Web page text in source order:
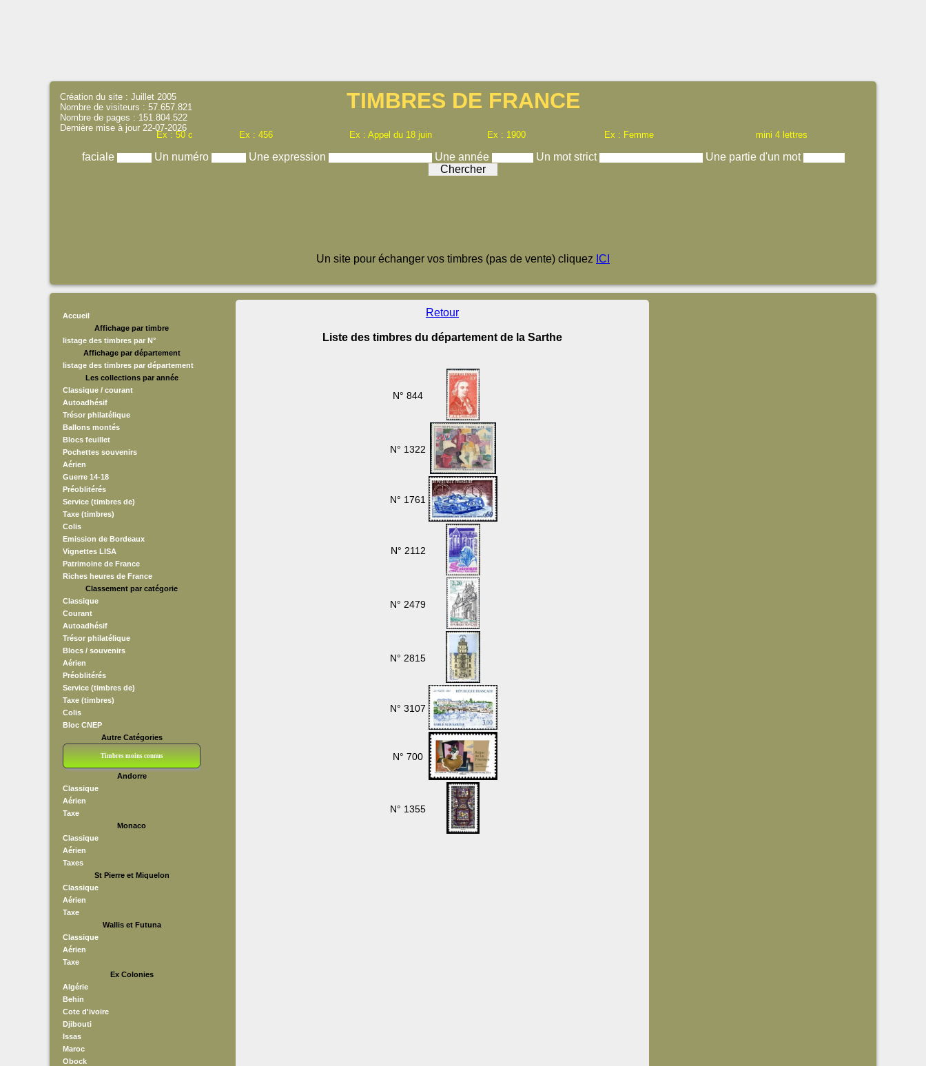
TIMBRES DE FRANCE
Ex : 50 c Ex : 456 Ex : Appel du 18 juin Ex : 1900 Ex : Femme mini 4 lettres
faciale Un numéro Une expression Une année Un mot strict Une partie d'un mot
Création du site : Juillet 2005
Nombre de visiteurs : 57.657.821
Nombre de pages : 151.804.522
Dernière mise à jour 22-07-2026
Un site pour échanger vos timbres (pas de vente) cliquez ICI
Accueil
Affichage par timbre
listage des timbres par N°
Affichage par département
listage des timbres par département
Les collections par année
Classique / courant
Autoadhésif
Trésor philatélique
Ballons montés
Blocs feuillet
Pochettes souvenirs
Aérien
Guerre 14-18
Préoblitérés
Service (timbres de)
Taxe (timbres)
Colis
Emission de Bordeaux
Vignettes LISA
Patrimoine de France
Riches heures de France
Classement par catégorie
Classique
Courant
Autoadhésif
Trésor philatélique
Blocs / souvenirs
Aérien
Préoblitérés
Service (timbres de)
Taxe (timbres)
Colis
Bloc CNEP
Autre Catégories
Timbres moins connus
Andorre
Classique
Aérien
Taxe
Monaco
Classique
Aérien
Taxes
St Pierre et Miquelon
Classique
Aérien
Taxe
Wallis et Futuna
Classique
Aérien
Taxe
Ex Colonies
Algérie
Behin
Cote d'ivoire
Djibouti
Issas
Maroc
Obock
Retour
Liste des timbres du département de la Sarthe
N° 844
N° 1322
N° 1761
N° 2112
N° 2479
N° 2815
N° 3107
N° 700
N° 1355